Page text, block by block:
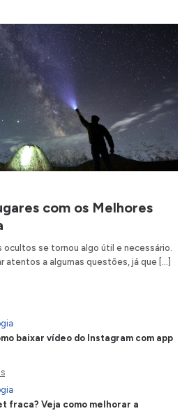
com os Melhores
se tornou algo útil e necessário.
atentos a algumas questões, já que […]
baixar vídeo do Instagram com app
fraca? Veja como melhorar a